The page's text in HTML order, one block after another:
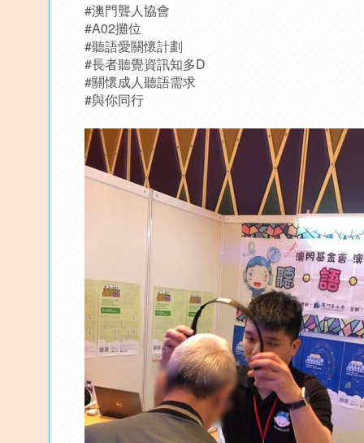
#澳門聾人協會
#A02攤位
#聽語愛關懷計劃
#長者聽覺資訊知多D
#關懷成人聽語需求
#與你同行